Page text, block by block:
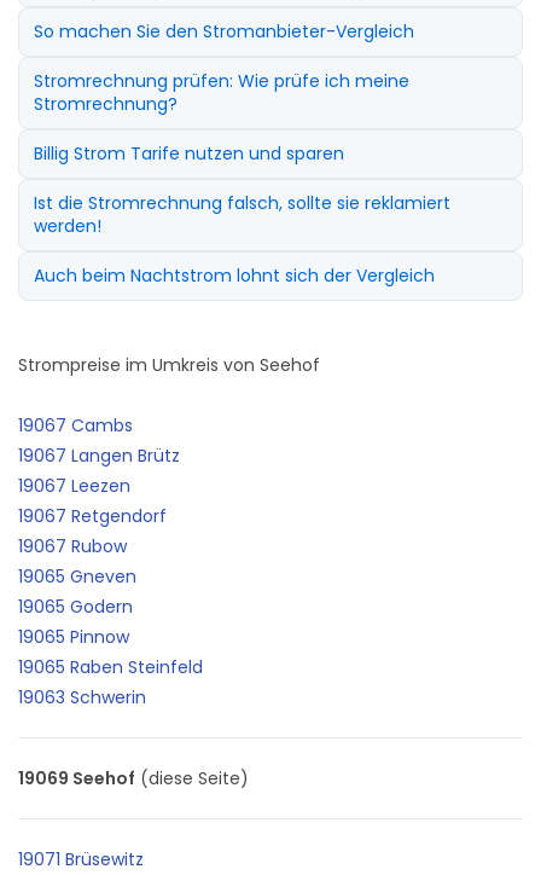
So machen Sie den Stromanbieter-Vergleich
Stromrechnung prüfen: Wie prüfe ich meine
Stromrechnung?
Billig Strom Tarife nutzen und sparen
Ist die Stromrechnung falsch, sollte sie reklamiert
werden!
Auch beim Nachtstrom lohnt sich der Vergleich
Strompreise im Umkreis von Seehof
19067 Cambs
19067 Langen Brütz
19067 Leezen
19067 Retgendorf
19067 Rubow
19065 Gneven
19065 Godern
19065 Pinnow
19065 Raben Steinfeld
19063 Schwerin
19069 Seehof (diese Seite)
19071 Brüsewitz